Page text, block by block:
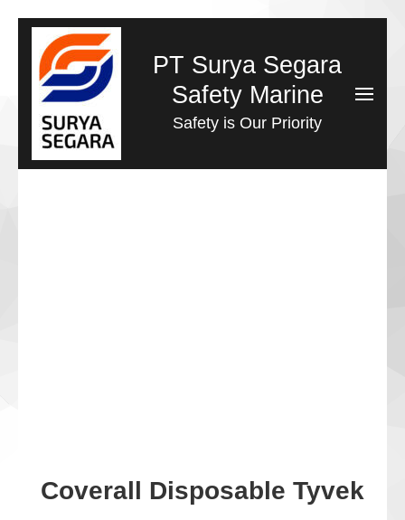
ke
konten
(Tekan
Enter)
PT Surya Segara
Safety Marine
Safety is Our Priority
Coverall Disposable Tyvek